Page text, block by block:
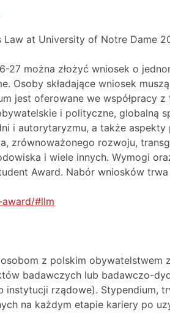
Law at University of Notre Dame
27 można złożyć wniosek o
Osoby składające wniosek
jest oferowane we współpracy
i polityczne, globalną
i autorytaryzmu, a także aspekty
zrównoważonego rozwoju,
i wiele innych. Wymogi
Award. Nabór wniosków
#llm
z polskim obywatelstwem
badawczych lub badawczo-
rządowe). Stypendium,
na każdym etapie kariery po